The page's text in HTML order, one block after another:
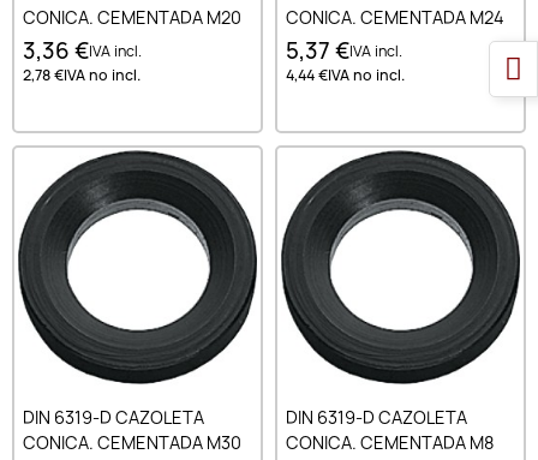
CONICA. CEMENTADA M20
3,36 €IVA incl.
2,78 €IVA no incl.
CONICA. CEMENTADA M24
5,37 €IVA incl.
4,44 €IVA no incl.
DIN 6319-D CAZOLETA
CONICA. CEMENTADA M30
DIN 6319-D CAZOLETA
CONICA. CEMENTADA M8